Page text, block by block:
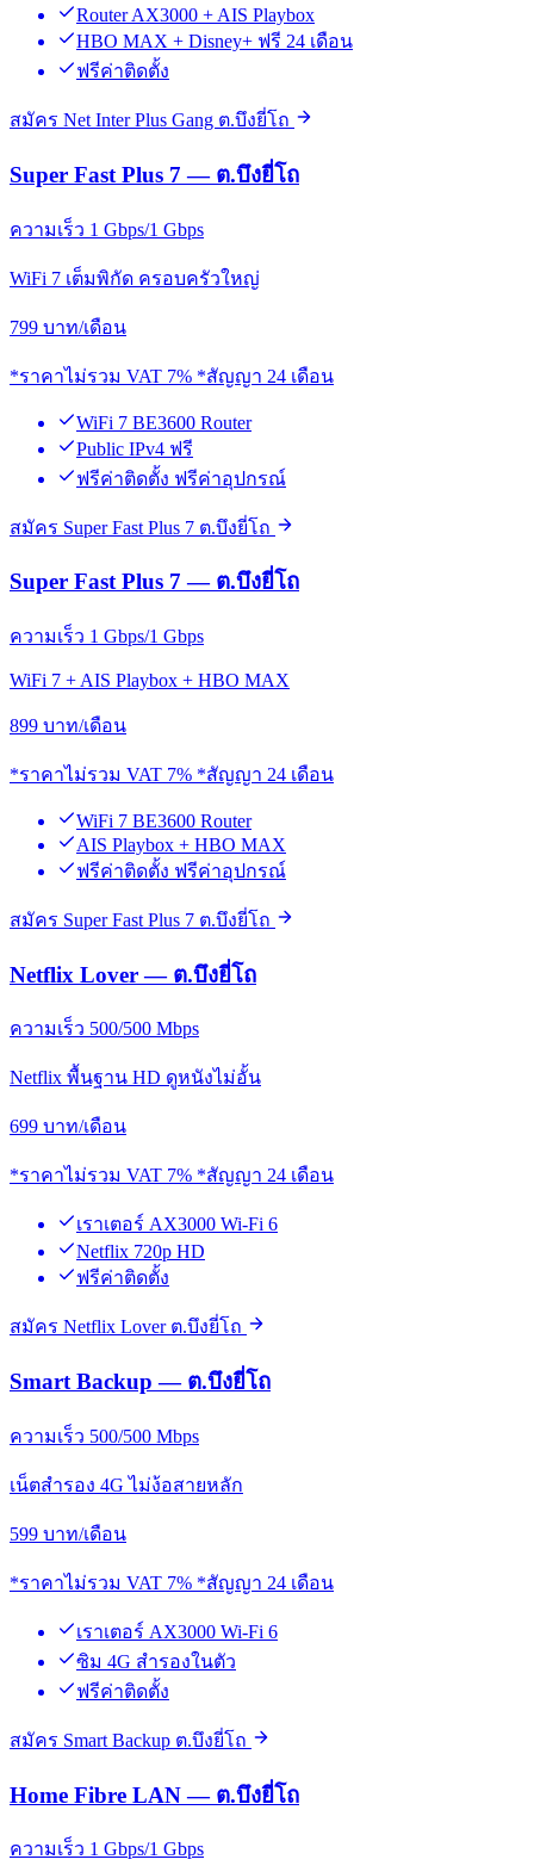
Router AX3000 + AIS Playbox
HBO MAX + Disney+ ฟรี 24 เดือน
ฟรีค่าติดตั้ง
สมัคร Net Inter Plus Gang ต.บึงยี่โถ
Super Fast Plus 7 — ต.บึงยี่โถ
ความเร็ว 1 Gbps/1 Gbps
WiFi 7 เต็มพิกัด ครอบครัวใหญ่
799 บาท/เดือน
*ราคาไม่รวม VAT 7% *สัญญา 24 เดือน
WiFi 7 BE3600 Router
Public IPv4 ฟรี
ฟรีค่าติดตั้ง ฟรีค่าอุปกรณ์
สมัคร Super Fast Plus 7 ต.บึงยี่โถ
Super Fast Plus 7 — ต.บึงยี่โถ
ความเร็ว 1 Gbps/1 Gbps
WiFi 7 + AIS Playbox + HBO MAX
899 บาท/เดือน
*ราคาไม่รวม VAT 7% *สัญญา 24 เดือน
WiFi 7 BE3600 Router
AIS Playbox + HBO MAX
ฟรีค่าติดตั้ง ฟรีค่าอุปกรณ์
สมัคร Super Fast Plus 7 ต.บึงยี่โถ
Netflix Lover — ต.บึงยี่โถ
ความเร็ว 500/500 Mbps
Netflix พื้นฐาน HD ดูหนังไม่อั้น
699 บาท/เดือน
*ราคาไม่รวม VAT 7% *สัญญา 24 เดือน
เราเตอร์ AX3000 Wi-Fi 6
Netflix 720p HD
ฟรีค่าติดตั้ง
สมัคร Netflix Lover ต.บึงยี่โถ
Smart Backup — ต.บึงยี่โถ
ความเร็ว 500/500 Mbps
เน็ตสำรอง 4G ไม่ง้อสายหลัก
599 บาท/เดือน
*ราคาไม่รวม VAT 7% *สัญญา 24 เดือน
เราเตอร์ AX3000 Wi-Fi 6
ซิม 4G สำรองในตัว
ฟรีค่าติดตั้ง
สมัคร Smart Backup ต.บึงยี่โถ
Home Fibre LAN — ต.บึงยี่โถ
ความเร็ว 1 Gbps/1 Gbps